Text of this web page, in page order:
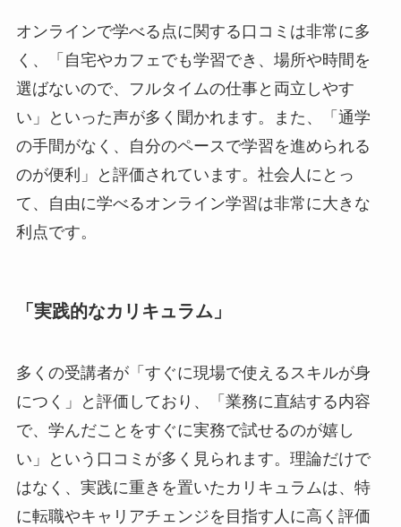
オンラインで学べる点に関する口コミは非常に多
く、「自宅やカフェでも学習でき、場所や時間を
選ばないので、フルタイムの仕事と両立しやす
い」といった声が多く聞かれます。また、「通学
の手間がなく、自分のペースで学習を進められる
のが便利」と評価されています。社会人にとっ
て、自由に学べるオンライン学習は非常に大きな
利点です。
「実践的なカリキュラム」
多くの受講者が「すぐに現場で使えるスキルが身
につく」と評価しており、「業務に直結する内容
で、学んだことをすぐに実務で試せるのが嬉し
い」という口コミが多く見られます。理論だけで
はなく、実践に重きを置いたカリキュラムは、特
に転職やキャリアチェンジを目指す人に高く評価